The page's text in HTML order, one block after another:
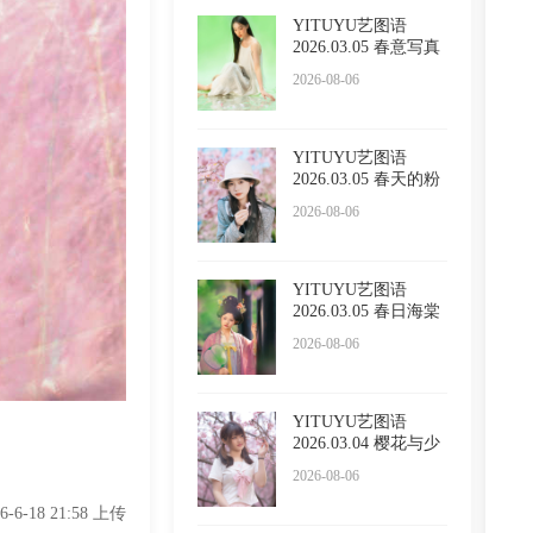
YITUYU艺图语
2026.03.05 春意写真
2026-08-06
YITUYU艺图语
2026.03.05 春天的粉
2026-08-06
YITUYU艺图语
2026.03.05 春日海棠
2026-08-06
YITUYU艺图语
2026.03.04 樱花与少
2026-08-06
6-18 21:58 上传